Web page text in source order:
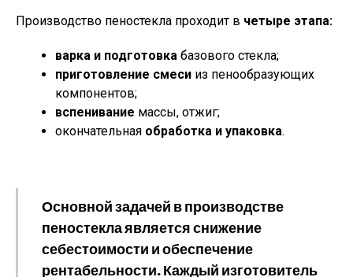
Производство пеностекла проходит в четыре этапа:
варка и подготовка базового стекла;
приготовление смеси из пенообразующих
компонентов;
вспенивание массы, отжиг;
окончательная обработка и упаковка.
Основной задачей в производстве
пеностекла является снижение
себестоимости и обеспечение
рентабельности. Каждый изготовитель